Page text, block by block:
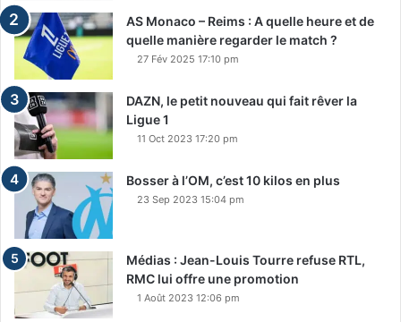
AS Monaco – Reims : A quelle heure et de
quelle manière regarder le match ?
27 Fév 2025 17:10 pm
DAZN, le petit nouveau qui fait rêver la
Ligue 1
11 Oct 2023 17:20 pm
Bosser à l’OM, c’est 10 kilos en plus
23 Sep 2023 15:04 pm
Médias : Jean-Louis Tourre refuse RTL,
RMC lui offre une promotion
1 Août 2023 12:06 pm